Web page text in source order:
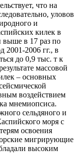
что на
уловов
и
килек в
выше в 17 раз по
2001-2006 гг., в
до 0,9 тыс. т к
массовой
– основных
воздействием
мнемиопсиса.
сельдяного и
моря с
освоения
мигрирующие
высоким